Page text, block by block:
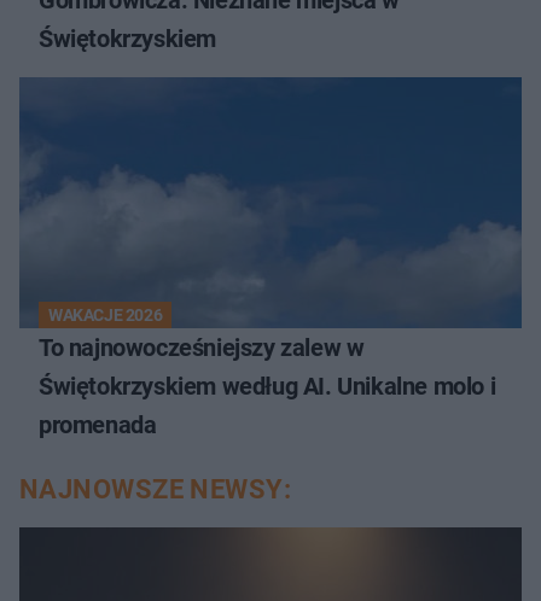
Świętokrzyskiem
WAKACJE 2026
To najnowocześniejszy zalew w
Świętokrzyskiem według AI. Unikalne molo i
promenada
NAJNOWSZE NEWSY: